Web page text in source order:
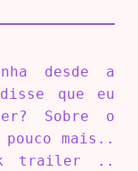
desde a
disse que eu
Sobre o
mais..
trailer ..